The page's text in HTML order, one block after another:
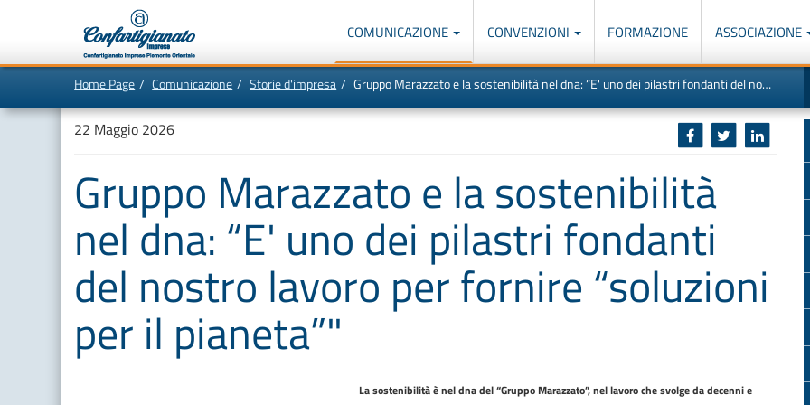
al
questa
Confartigianato
navigazione
principale:
COMUNICAZIONE CONVENZIONI FORMAZIONE ASSOCIAZIONE
Home Page Comunicazione Storie d'impresa Gruppo Marazzato e la sostenibilità nel dna: “E' uno dei pilastri fondanti del nostro lavoro per fornire “soluzioni per il pianeta”"
22 Maggio 2026
Gruppo Marazzato e la sostenibilità
nel dna: “E' uno dei pilastri fondanti
del nostro lavoro per fornire “soluzioni
per il pianeta”"
La sostenibilità è nel dna del “Gruppo Marazzato”, nel lavoro che svolge da decenni e